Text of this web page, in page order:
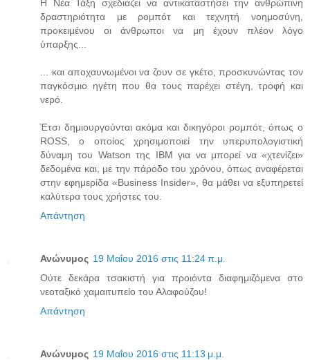
H Νέα Τάξη σχεδιάζει να αντικαταστήσει την ανθρώπινη
δραστηριότητα με ρομπότ και τεχνητή νοημοσύνη,
προκειμένου οι άνθρωποι να μη έχουν πλέον λόγο
ύπαρξης...
... και αποχαυνωμένοι να ζουν σε γκέτο, προσκυνώντας τον
παγκόσμιο ηγέτη που θα τους παρέχει στέγη, τροφή και
νερό.
Έτσι δημιουργούνται ακόμα και δικηγόροι ρομπότ, όπως ο
ROSS, ο οποίος χρησιμοποιεί την υπερυπολογιστική
δύναμη του Watson της IBM για να μπορεί να «χτενίζει»
δεδομένα και, με την πάροδο του χρόνου, όπως αναφέρεται
στην εφημερίδα «Business Insider», θα μάθει να εξυπηρετεί
καλύτερα τους χρήστες του.
Απάντηση
Ανώνυμος 19 Μαΐου 2016 στις 11:24 π.μ.
Ούτε δεκάρα τσακιστή για προιόντα διαφημιζόμενα στο
νεοταξικό χαμαιτυπείο του Αλαφούζου!
Απάντηση
Ανώνυμος 19 Μαΐου 2016 στις 11:13 μ.μ.